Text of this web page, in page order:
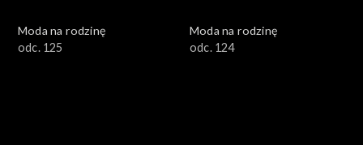
Moda na rodzinę
odc. 125
Moda na rodzinę
odc. 124